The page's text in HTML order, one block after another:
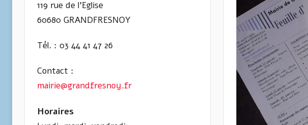
119 rue de l’Eglise
60680 GRANDFRESNOY
Tél. : 03 44 41 47 26
Contact :
mairie@grandfresnoy.fr
Horaires